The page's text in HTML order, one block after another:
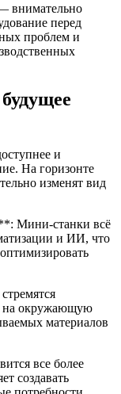
внимательно
перед
проблем и
и
На горизонте
изменят вид
Мини-станки всё
и ИИ, что
на окружающую
материалов
все более
создавать